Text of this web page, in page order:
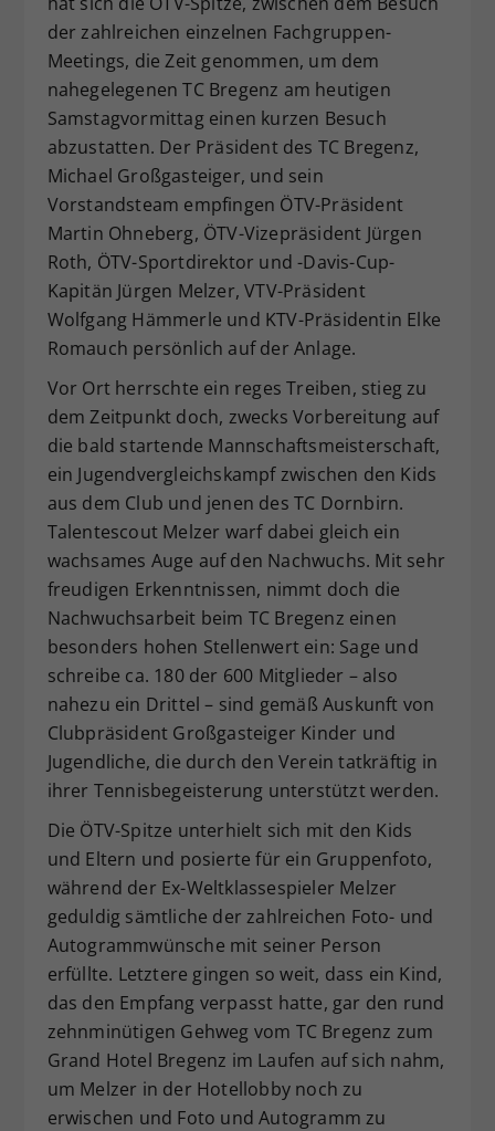
der zahlreichen einzelnen Fachgruppen-
Meetings, die Zeit genommen, um dem
nahegelegenen TC Bregenz am heutigen
Samstagvormittag einen kurzen Besuch
abzustatten. Der Präsident des TC Bregenz,
Michael Großgasteiger, und sein
Vorstandsteam empfingen ÖTV-Präsident
Martin Ohneberg, ÖTV-Vizepräsident Jürgen
Roth, ÖTV-Sportdirektor und -Davis-Cup-
Kapitän Jürgen Melzer, VTV-Präsident
Wolfgang Hämmerle und KTV-Präsidentin Elke
Romauch persönlich auf der Anlage.
Vor Ort herrschte ein reges Treiben, stieg zu
dem Zeitpunkt doch, zwecks Vorbereitung auf
die bald startende Mannschaftsmeisterschaft,
ein Jugendvergleichskampf zwischen den Kids
aus dem Club und jenen des TC Dornbirn.
Talentescout Melzer warf dabei gleich ein
wachsames Auge auf den Nachwuchs. Mit sehr
freudigen Erkenntnissen, nimmt doch die
Nachwuchsarbeit beim TC Bregenz einen
besonders hohen Stellenwert ein: Sage und
schreibe ca. 180 der 600 Mitglieder – also
nahezu ein Drittel – sind gemäß Auskunft von
Clubpräsident Großgasteiger Kinder und
Jugendliche, die durch den Verein tatkräftig in
ihrer Tennisbegeisterung unterstützt werden.
Die ÖTV-Spitze unterhielt sich mit den Kids
und Eltern und posierte für ein Gruppenfoto,
während der Ex-Weltklassespieler Melzer
geduldig sämtliche der zahlreichen Foto- und
Autogrammwünsche mit seiner Person
erfüllte. Letztere gingen so weit, dass ein Kind,
das den Empfang verpasst hatte, gar den rund
zehnminütigen Gehweg vom TC Bregenz zum
Grand Hotel Bregenz im Laufen auf sich nahm,
um Melzer in der Hotellobby noch zu
erwischen und Foto und Autogramm zu
Zweck
Dieser Wert speichert Ihre Consent-
Einstellungen. Unter anderem eine
zufällig generierte ID, für die
historische Speicherung Ihrer
vorgenommen Einstellungen, falls der
Webseiten-Betreiber dies eingestellt
hat.